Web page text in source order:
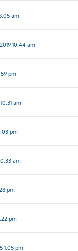
am
10:44 am
pm
am
pm
am
pm
pm
1:05 pm